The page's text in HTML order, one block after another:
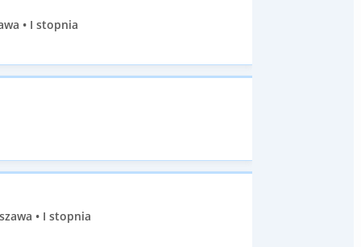
• I stopnia
• I stopnia